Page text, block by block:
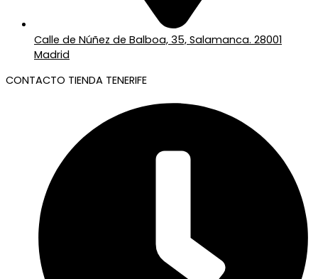
Calle de Núñez de Balboa, 35, Salamanca. 28001
Madrid
CONTACTO TIENDA TENERIFE